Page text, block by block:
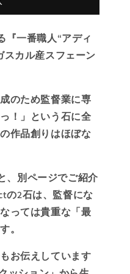
『一番職人“アディ
スカル産スフェーン
のため監督業に専
！」という石に全
作品創りはほぼな
、別ページでご紹介
の2石は、監督にな
っては貴重な「最
。
お伝えしています